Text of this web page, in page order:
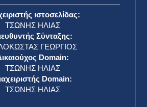
ιστοσελίδας:
ΤΣΩΝΗΣ ΗΛΙΑΣ
Σύνταξης:
ΓΕΩΡΓΙΟΣ
Domain:
ΤΣΩΝΗΣ ΗΛΙΑΣ
Domain:
ΤΣΩΝΗΣ ΗΛΙΑΣ